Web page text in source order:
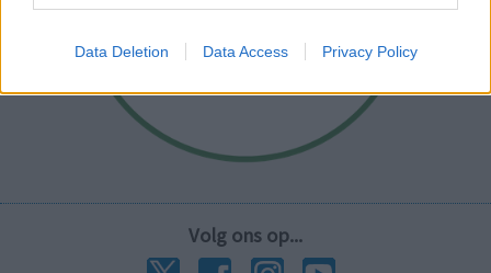
Data Deletion Data Access Privacy Policy
Volg ons op...